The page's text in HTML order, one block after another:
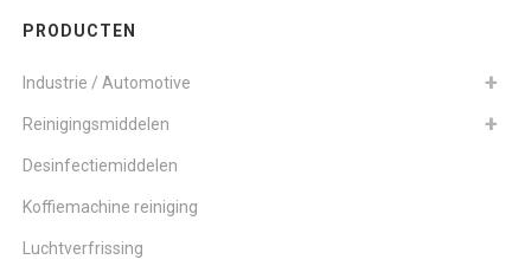
PRODUCTEN
Industrie / Automotive
Reinigingsmiddelen
Desinfectiemiddelen
Koffiemachine reiniging
Luchtverfrissing